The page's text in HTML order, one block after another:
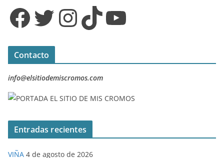
Facebook Twitter InstagramTikTok YouTube
Contacto
info@elsitiodemiscromos.com
Entradas recientes
VIÑA 4 de agosto de 2026